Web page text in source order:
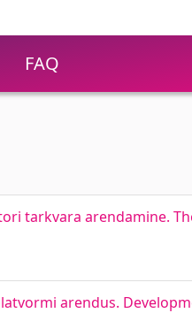
FAQ
tarkvara arendamine.
arendus.